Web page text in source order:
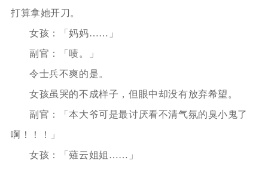
打算拿她开刀。
女孩：「妈妈……」
副官：「啧。」
令士兵不爽的是。
女孩虽哭的不成样子，但眼中却没有放弃希望。
副官：「本大爷可是最讨厌看不清气氛的臭小鬼了
啊！！！」
女孩：「薙云姐姐……」